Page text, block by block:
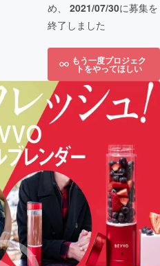
め、 2021/07/30に募集を
終了しました
もう一度プロジェク
トをやってほしい